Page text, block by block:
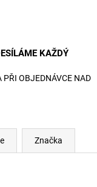
KAŽDÝ
PŘI OBJEDNÁVCE NAD
Značka